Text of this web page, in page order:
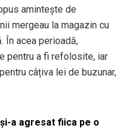
amintește de
mergeau la magazin cu
În acea perioadă,
pentru a fi refolosite, iar
câțiva lei de buzunar,
a agresat fiica pe o